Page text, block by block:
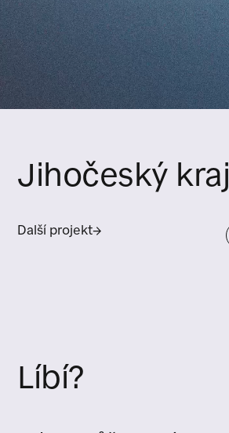
Jihočeský kraj
Další projekt→
Líbí?